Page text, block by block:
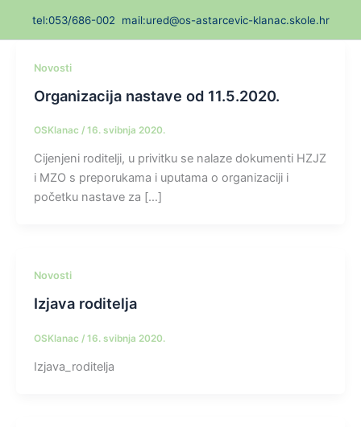
tel:053/686-002 mail:ured@os-astarcevic-klanac.skole.hr
Novosti
Organizacija nastave od 11.5.2020.
OSKlanac / 16. svibnja 2020.
Cijenjeni roditelji, u privitku se nalaze dokumenti HZJZ
i MZO s preporukama i uputama o organizaciji i
početku nastave za […]
Novosti
Izjava roditelja
OSKlanac / 16. svibnja 2020.
Izjava_roditelja